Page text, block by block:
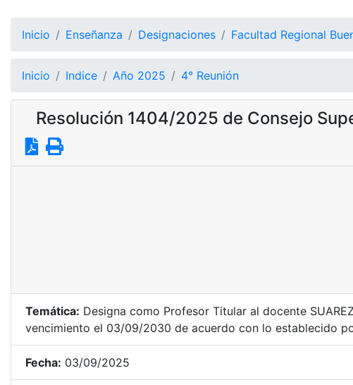
Inicio Enseñanza Designaciones Facultad Regional
Inicio Indice Año 2025 4° Reunión
Resolución 1404/2025 de Consejo
Temática: Designa como Profesor Titular al docente
vencimiento el 03/09/2030 de acuerdo con lo establecido
Fecha: 03/09/2025